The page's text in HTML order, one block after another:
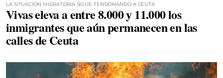
LA SITUACIÓN MIGRATORIA SIGUE TENSIONANDO A CEUTA
Vivas eleva a entre 8.000 y 11.000 los
inmigrantes que aún permanecen en las
calles de Ceuta